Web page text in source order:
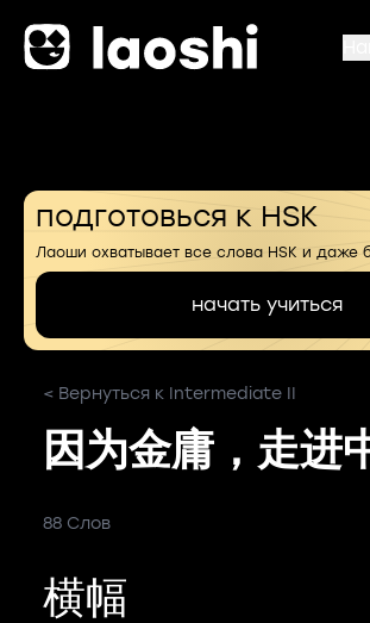
подготовься к HSK
Лаоши охватывает все слова HSK и даже
начать учиться
< Вернуться к Intermediate II
因为金庸，走进
88 Слов
横幅